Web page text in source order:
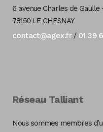
6 avenue Charles de Gaulle
78150 LE CHESNAY
contact@agex.fr/ 01 39
Réseau Talliant
Nous sommes membres